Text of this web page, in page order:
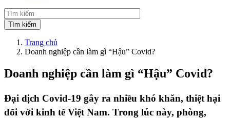
Trang chủ
Doanh nghiệp cần làm gì “Hậu” Covid?
Doanh nghiệp cần làm gì “Hậu” Covid?
Đại dịch Covid-19 gây ra nhiều khó khăn, thiệt hại
đối với kinh tế Việt Nam. Trong lúc này, phòng,